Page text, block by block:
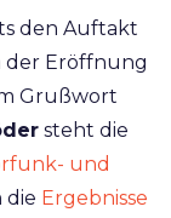
den Auftakt
der Eröffnung
Grußwort
steht die
und
die Ergebnisse